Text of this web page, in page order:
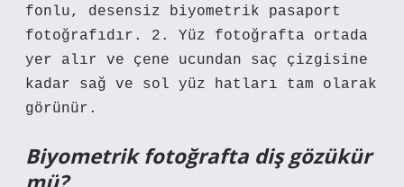
fonlu, desensiz biyometrik pasaport
fotoğrafıdır. 2. Yüz fotoğrafta ortada
yer alır ve çene ucundan saç çizgisine
kadar sağ ve sol yüz hatları tam olarak
görünür.
Biyometrik fotoğrafta diş gözükür